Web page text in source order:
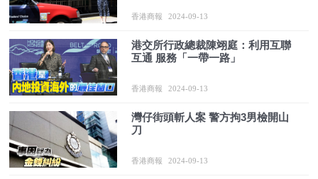
香港商報 2024-09-13
港交所行政總裁陳翊庭：利用互聯
互通 服務「一帶一路」
香港商報 2024-09-13
灣仔街頭斬人案 警方拘3男檢開山
刀
香港商報 2024-09-13